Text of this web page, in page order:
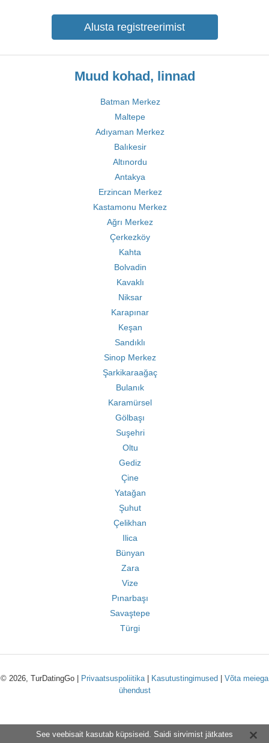
Alusta registreerimist
Muud kohad, linnad
Batman Merkez
Maltepe
Adıyaman Merkez
Balıkesir
Altınordu
Antakya
Erzincan Merkez
Kastamonu Merkez
Ağrı Merkez
Çerkezköy
Kahta
Bolvadin
Kavaklı
Niksar
Karapınar
Keşan
Sandıklı
Sinop Merkez
Şarkikaraağaç
Bulanık
Karamürsel
Gölbaşı
Suşehri
Oltu
Gediz
Çine
Yatağan
Şuhut
Çelikhan
Ilica
Bünyan
Zara
Vize
Pınarbaşı
Savaştepe
Türgi
© 2026, TurDatingGo | Privaatsuspoliitika| Kasutustingimused
Võta meiega
ühendust
See veebisait kasutab küpsiseid. Saidi sirvimist jätkates